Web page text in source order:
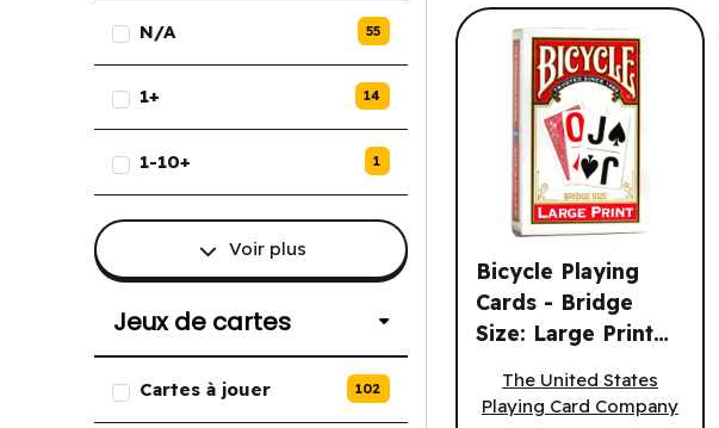
Liste des options de Nombre de joueurs.
N/A 55
1+ 14
1-10+ 1
Voir plus
Jeux de cartes
Liste des options de Jeux de cartes.
Cartes à jouer 102
Bicycle Playing
Cards - Bridge
Size: Large Print
The United States
Playing Card Company